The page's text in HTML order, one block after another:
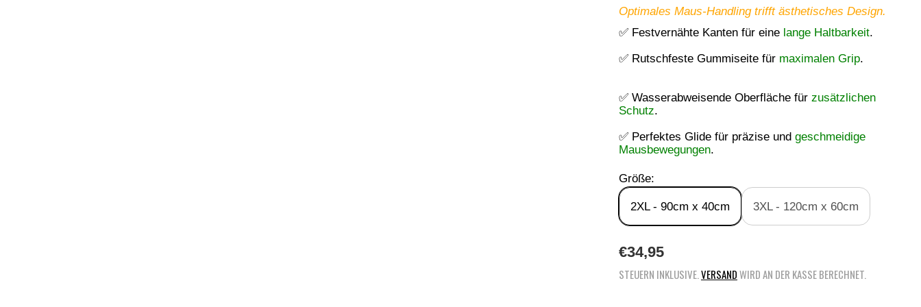
Optimales Maus-Handling trifft ästhetisches Design.
✅ Festvernähte Kanten für eine lange Haltbarkeit.
✅ Rutschfeste Gummiseite für maximalen Grip.
✅ Wasserabweisende Oberfläche für zusätzlichen
Schutz.
✅ Perfektes Glide für präzise und geschmeidige
Mausbewegungen.
Größe:
2XL - 90cm x 40cm 3XL - 120cm x 60cm
R
E
€34,95
STEUERN INKLUSIVE. VERSANDWIRD AN DER KASSE BERECHNET.